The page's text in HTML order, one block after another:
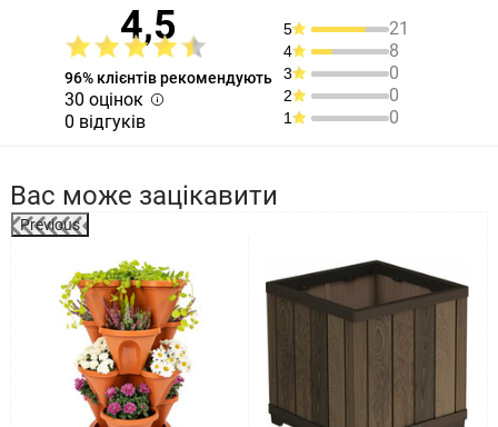
4,5
96% клієнтів рекомендують
30 оцінок
0 відгуків
5 21
4 8
3 0
2 0
1 0
Вас може зацікавити
Previous